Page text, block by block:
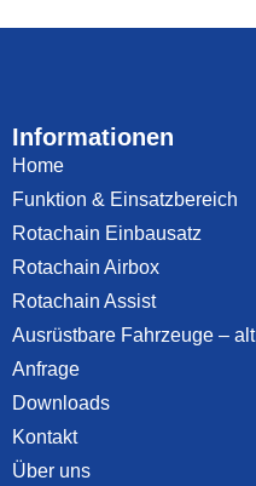
Informationen
Home
Funktion & Einsatzbereich
Rotachain Einbausatz
Rotachain Airbox
Rotachain Assist
Ausrüstbare Fahrzeuge – alt
Anfrage
Downloads
Kontakt
Über uns